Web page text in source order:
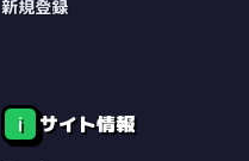
新規登録
ℹ️ サイト情報